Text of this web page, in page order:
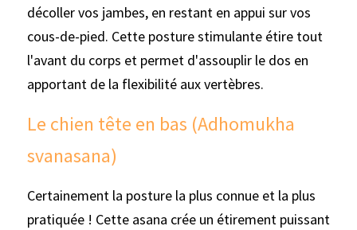
décoller vos jambes, en restant en appui sur vos
cous-de-pied. Cette posture stimulante étire tout
l'avant du corps et permet d'assouplir le dos en
apportant de la flexibilité aux vertèbres.
Le chien tête en bas (Adhomukha
svanasana)
Certainement la posture la plus connue et la plus
pratiquée ! Cette asana crée un étirement puissant